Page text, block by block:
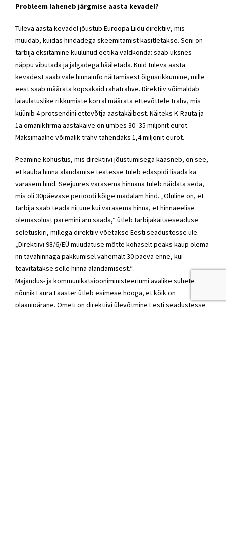
Probleem laheneb järgmise aasta kevadel?
Tuleva aasta kevadel jõustub Euroopa Liidu direktiiv, mis
muudab, kuidas hindadega skeemitamist käsitletakse. Seni on
tarbija eksitamine kuulunud eetika valdkonda: saab üksnes
näppu vibutada ja jalgadega hääletada. Kuid tuleva aasta
kevadest saab vale hinnainfo näitamisest õigusrikkumine, mille
eest saab määrata kopsakaid rahatrahve. Direktiiv võimaldab
laiaulatuslike rikkumiste korral määrata ettevõttele trahv, mis
küünib 4 protsendini ettevõtja aastakäibest. Näiteks K-Rauta ja
1a omanikfirma aastakäive on umbes 30–35 miljonit eurot.
Maksimaalne võimalik trahv tähendaks 1,4 miljonit eurot.
Peamine kohustus, mis direktiivi jõustumisega kaasneb, on see,
et kauba hinna alandamise teatesse tuleb edaspidi lisada ka
varasem hind. Seejuures varasema hinnana tuleb näidata seda,
mis oli 30päevase perioodi kõige madalam hind. „Oluline on, et
tarbija saab teada nii uue kui varasema hinna, et hinnaeelise
olemasolust paremini aru saada,“ ütleb tarbijakaitseseaduse
seletuskiri, millega direktiiv võetakse Eesti seadustesse üle.
„Direktiivi 98/6/EÜ muudatuse mõtte kohaselt peaks kaup olema
nn tavahinnaga pakkumisel vähemalt 30 päeva enne, kui
teavitatakse selle hinna alandamisest.“
Majandus- ja kommunikatsiooniministeeriumi avalike suhete
nõunik Laura Laaster ütleb esimese hooga, et kõik on
plaanipärane. Ometi on direktiivi ülevõtmine Eesti seadustesse